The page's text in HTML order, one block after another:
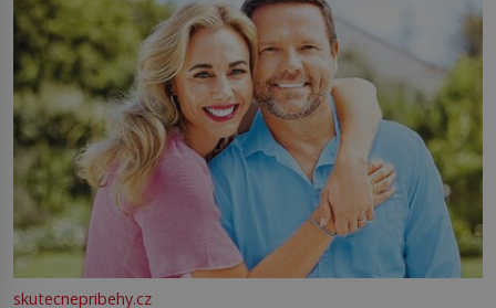
skutecnepribehy.cz